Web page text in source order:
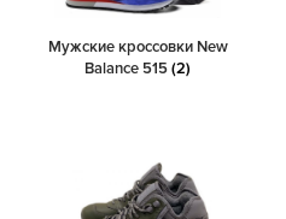
Мужские кроссовки New
Balance 515(2)